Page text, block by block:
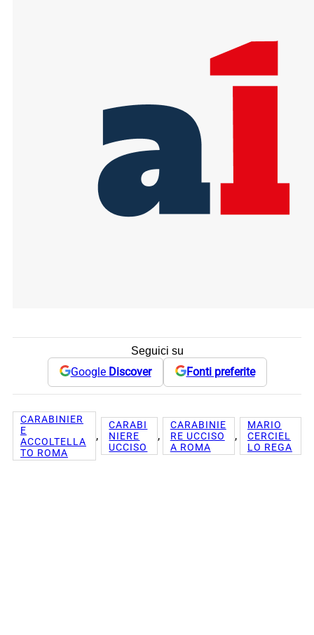
Seguici su
Google Discover Fonti preferite
CARABINIER
E
ACCOLTELLA
TO ROMA
,
CARABI
NIERE
UCCISO
,
CARABINIE
RE UCCISO
A ROMA
,
MARIO
CERCIEL
LO REGA